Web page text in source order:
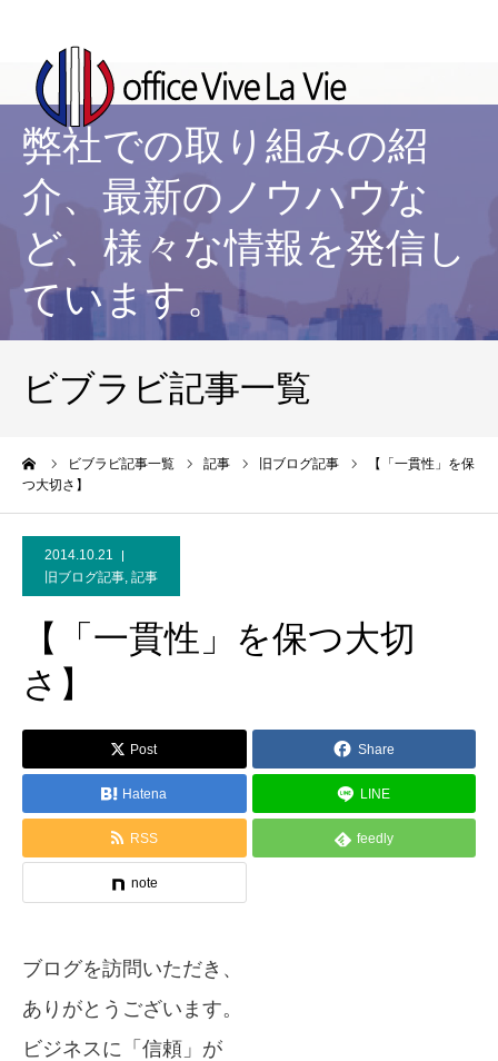
弊社での取り組みの紹
介、最新のノウハウな
ど、様々な情報を発信し
ています。
ビブラビ記事一覧
ビブラビ記事一覧 記事 旧ブログ記事
【「一貫性」を保
つ大切さ】
2014.10.21
旧ブログ記事, 記事
【「一貫性」を保つ大切
さ】
Post Share
Hatena LINE
RSS feedly
note
ブログを訪問いただき、
ありがとうございます。
ビジネスに「信頼」が